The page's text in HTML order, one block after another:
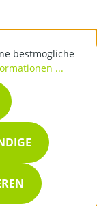
bestmögliche
...